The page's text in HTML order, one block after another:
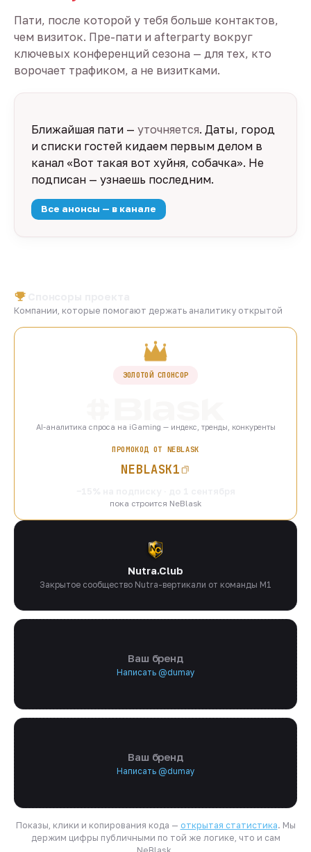
Пати, после которой у тебя больше контактов,
чем визиток. Пре-пати и afterparty вокруг
ключевых конференций сезона — для тех, кто
ворочает трафиком, а не визитками.
Ближайшая пати — уточняется. Даты, город
и списки гостей кидаем первым делом в
канал «Вот такая вот хуйня, собачка». Не
подписан — узнаешь последним.
Все анонсы — в канале
Компании, которые помогают держать аналитику открытой
ЗОЛОТОЙ СПОНСОР
AI-аналитика спроса на iGaming — индекс, тренды, конкуренты
ПРОМОКОД ОТ NEBLASK
NEBLASK1
пока строится NeBlask
Nutra.Club
Закрытое сообщество Nutra-вертикали от команды M1
Ваш бренд
Написать @dumay
Ваш бренд
Написать @dumay
Показы, клики и копирования кода — открытая статистика. Мы
держим цифры публичными по той же логике, что и сам